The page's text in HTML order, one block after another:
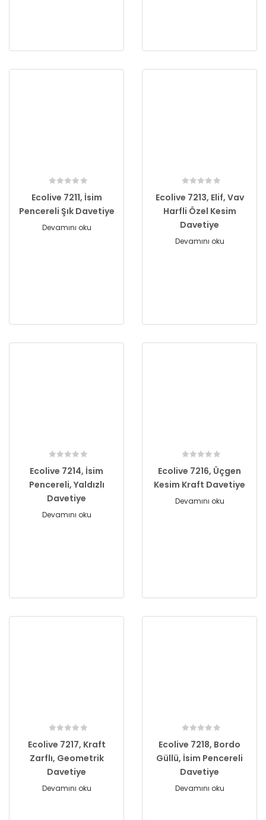
Ecolive 7211, İsim
Pencereli Şık Davetiye
Devamını oku
Ecolive 7213, Elif, Vav
Harfli Özel Kesim
Davetiye
Devamını oku
Ecolive 7214, İsim
Pencereli, Yaldızlı
Davetiye
Devamını oku
Ecolive 7216, Üçgen
Kesim Kraft Davetiye
Devamını oku
Ecolive 7217, Kraft
Zarflı, Geometrik
Davetiye
Devamını oku
Ecolive 7218, Bordo
Güllü, İsim Pencereli
Davetiye
Devamını oku